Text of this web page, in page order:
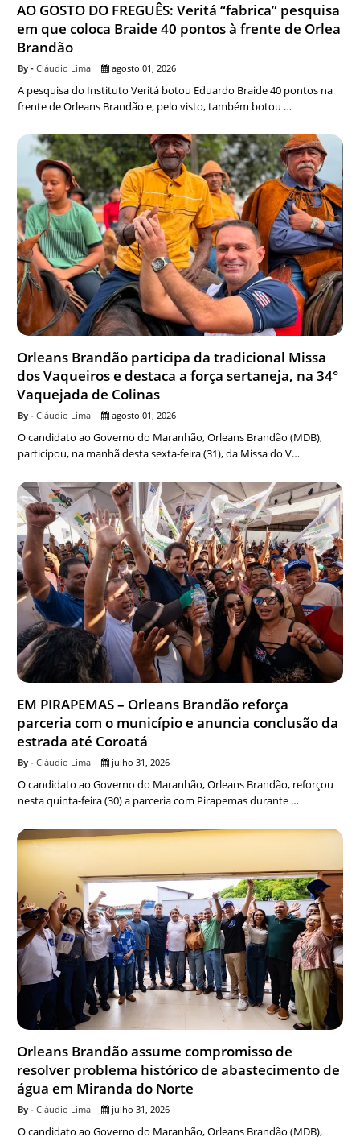
AO GOSTO DO FREGUÊS: Veritá “fabrica” pesquisa
em que coloca Braide 40 pontos à frente de Orlea
Brandão
Cláudio Lima agosto 01, 2026
A pesquisa do Instituto Veritá botou Eduardo Braide 40 pontos na
frente de Orleans Brandão e, pelo visto, também botou …
Orleans Brandão participa da tradicional Missa
dos Vaqueiros e destaca a força sertaneja, na 34°
Vaquejada de Colinas
Cláudio Lima agosto 01, 2026
O candidato ao Governo do Maranhão, Orleans Brandão (MDB),
participou, na manhã desta sexta-feira (31), da Missa do V…
EM PIRAPEMAS – Orleans Brandão reforça
parceria com o município e anuncia conclusão da
estrada até Coroatá
Cláudio Lima julho 31, 2026
O candidato ao Governo do Maranhão, Orleans Brandão, reforçou
nesta quinta-feira (30) a parceria com Pirapemas durante …
Orleans Brandão assume compromisso de
resolver problema histórico de abastecimento de
água em Miranda do Norte
Cláudio Lima julho 31, 2026
O candidato ao Governo do Maranhão, Orleans Brandão (MDB),